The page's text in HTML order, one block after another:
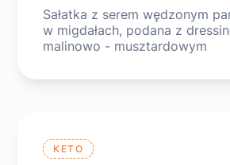
Sałatka z serem wędzonym
w migdałach, podana z
malinowo - musztardowym
KETO